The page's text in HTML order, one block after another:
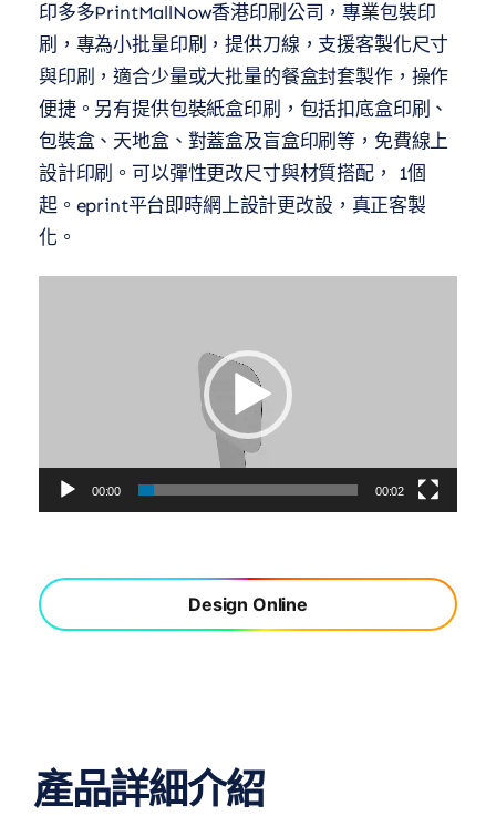
印多多PrintMallNow香港印刷公司，專業包裝印
刷，專為小批量印刷，提供刀線，支援客製化尺寸
與印刷，適合少量或大批量的餐盒封套製作，操作
便捷。另有提供包裝紙盒印刷，包括扣底盒印刷、
包裝盒、天地盒、對蓋盒及盲盒印刷等，免費線上
設計印刷。可以彈性更改尺寸與材質搭配， 1個
起。eprint平台即時網上設計更改設，真正客製
化。
00:00 00:02
Design Online
產品詳細介紹